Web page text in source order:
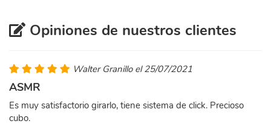
Opiniones de nuestros clientes
Walter Granillo el 25/07/2021
ASMR
Es muy satisfactorio girarlo, tiene sistema de click. Precioso
cubo.